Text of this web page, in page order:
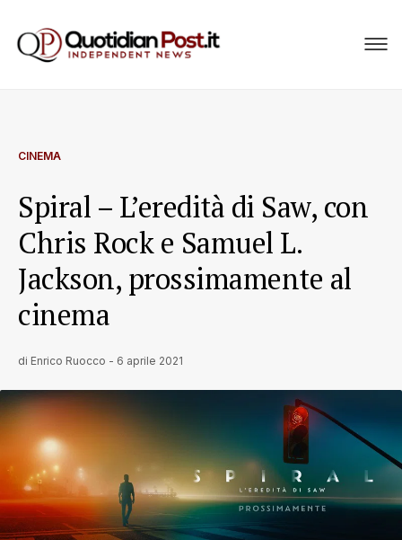
CINEMA
Spiral​ – L’eredità di Saw, con
Chris Rock e Samuel L.
Jackson, prossimamente al
cinema
di Enrico Ruocco - 6 aprile 2021